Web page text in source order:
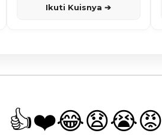
Ikuti Kuisnya ➔
👍❤️😂😧😭😡